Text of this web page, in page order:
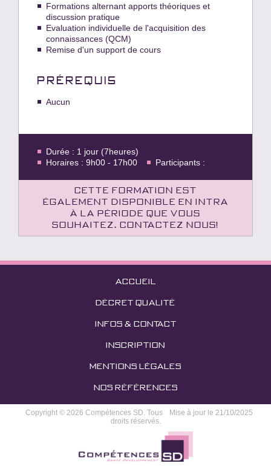
Formations alternant apports théoriques et
discussion pratique
Evaluation individuelle de l'acquisition des
connaissances (QCM)
Remise d'un support de cours
PRÉREQUIS
Aucun
Durée : 1 jour (7heures)
Horaires : 9h00 - 17h00
Participants :
Cette formation est
également disponible en intra
à la période que vous
souhaitez. Contactez nous!
ACCUEIL
DÉCRET QUALITÉ
INFOS & CONTACT
INSCRIPTION
MENTIONS LÉGALES
NOS RÉFÉRENCES
Mise à jour le 21/10/2025
Copyright © 2026 Compétences SD. Tous
droits réservés.